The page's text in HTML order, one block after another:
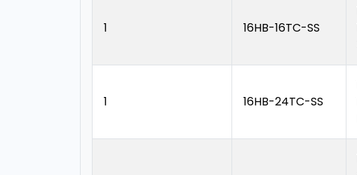
1 16HB-16TC-SS
1 16HB-24TC-SS